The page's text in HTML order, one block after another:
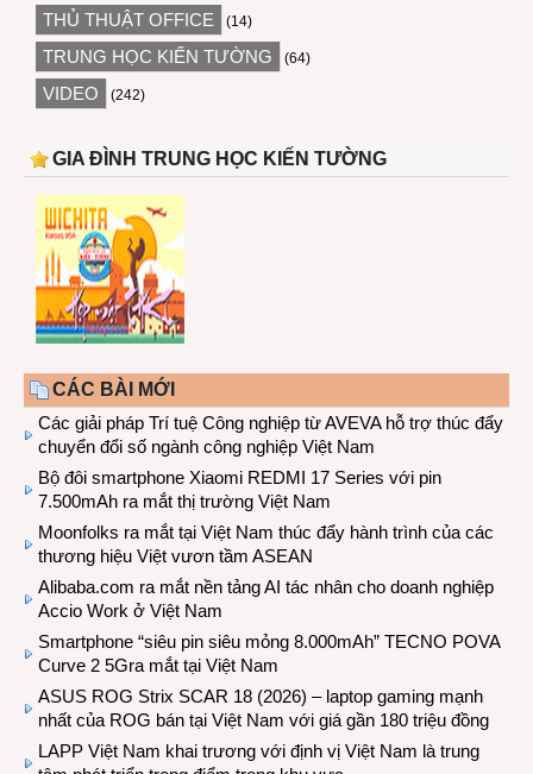
THỦ THUẬT OFFICE (14)
TRUNG HỌC KIẾN TƯỜNG (64)
VIDEO (242)
GIA ĐÌNH TRUNG HỌC KIẾN TƯỜNG
CÁC BÀI MỚI
Các giải pháp Trí tuệ Công nghiệp từ AVEVA hỗ trợ thúc đẩy
chuyển đổi số ngành công nghiệp Việt Nam
Bộ đôi smartphone Xiaomi REDMI 17 Series với pin
7.500mAh ra mắt thị trường Việt Nam
Moonfolks ra mắt tại Việt Nam thúc đẩy hành trình của các
thương hiệu Việt vươn tầm ASEAN
Alibaba.com ra mắt nền tảng AI tác nhân cho doanh nghiệp
Accio Work ở Việt Nam
Smartphone “siêu pin siêu mỏng 8.000mAh” TECNO POVA
Curve 2 5Gra mắt tại Việt Nam
ASUS ROG Strix SCAR 18 (2026) – laptop gaming mạnh
nhất của ROG bán tại Việt Nam với giá gần 180 triệu đồng
LAPP Việt Nam khai trương với định vị Việt Nam là trung